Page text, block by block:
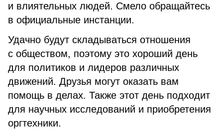
и влиятельных людей. Смело обращайтесь
в официальные инстанции.
Удачно будут складываться отношения
с обществом, поэтому это хороший день
для политиков и лидеров различных
движений. Друзья могут оказать вам
помощь в делах. Также этот день подходит
для научных исследований и приобретения
оргтехники.